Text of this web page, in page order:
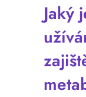
Jaký